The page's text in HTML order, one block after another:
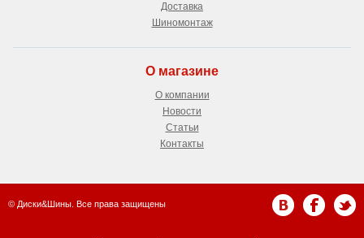
Доставка
Шиномонтаж
О магазине
О компании
Новости
Статьи
Контакты
© Диски&Шины. Все права защищены